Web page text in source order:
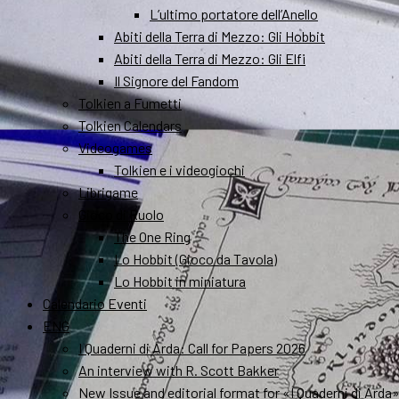
L’ultimo portatore dell’Anello
Abiti della Terra di Mezzo: Gli Hobbit
Abiti della Terra di Mezzo: Gli Elfi
Il Signore del Fandom
Tolkien a Fumetti
Tolkien Calendars
Videogames
Tolkien e i videogiochi
Librigame
Gioco di Ruolo
The One Ring
Lo Hobbit (Gioco da Tavola)
Lo Hobbit in miniatura
Calendario Eventi
ENG
I Quaderni di Arda: Call for Papers 2026
An interview with R. Scott Bakker
New Issue and editorial format for «I Quaderni di Arda»